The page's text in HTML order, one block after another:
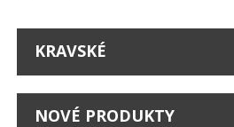
KRAVSKÉ
NOVÉ PRODUKTY